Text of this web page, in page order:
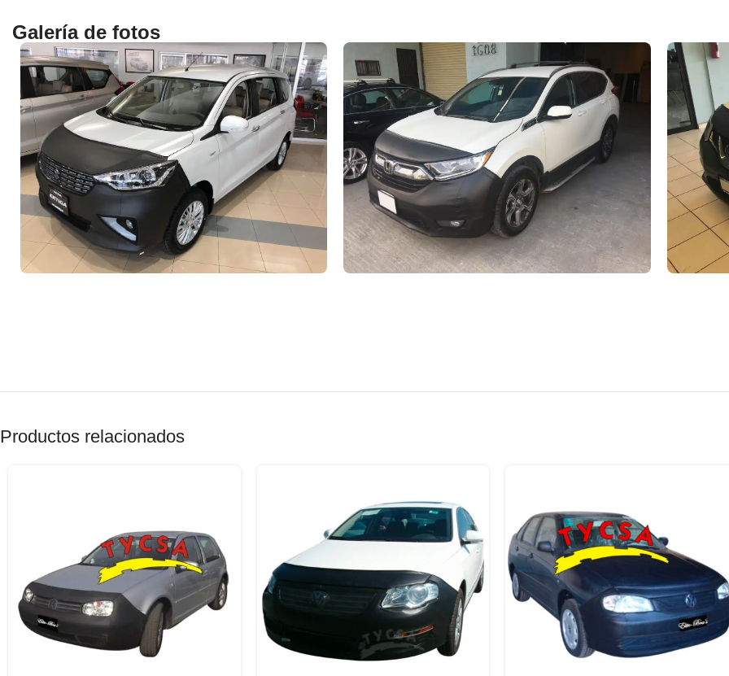
Galería de fotos
Productos relacionados